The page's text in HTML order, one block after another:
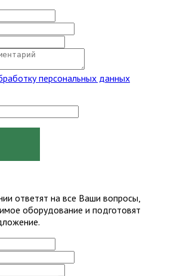
персональных данных
ответят на все Ваши вопросы,
оборудование и подготовят